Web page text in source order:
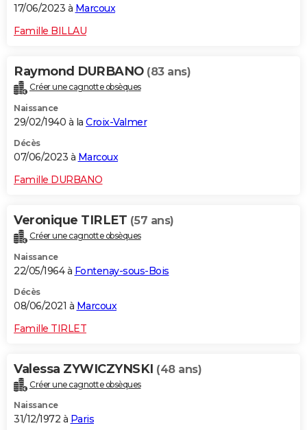
S'inscrire
Se connecter
Lycées
Collèges
Primaires
Universités
Entreprises
Service militaire
Avis de recherche
AVIS DE DÉCÈS
FORUM
17/06/2023 à Marcoux
Famille BILLAU
Raymond DURBANO (83 ans)
Créer une cagnotte obsèques
Naissance
29/02/1940 à la Croix-Valmer
Décès
07/06/2023 à Marcoux
Famille DURBANO
Veronique TIRLET (57 ans)
Créer une cagnotte obsèques
Naissance
22/05/1964 à Fontenay-sous-Bois
Décès
08/06/2021 à Marcoux
Famille TIRLET
Valessa ZYWICZYNSKI (48 ans)
Créer une cagnotte obsèques
Naissance
31/12/1972 à Paris